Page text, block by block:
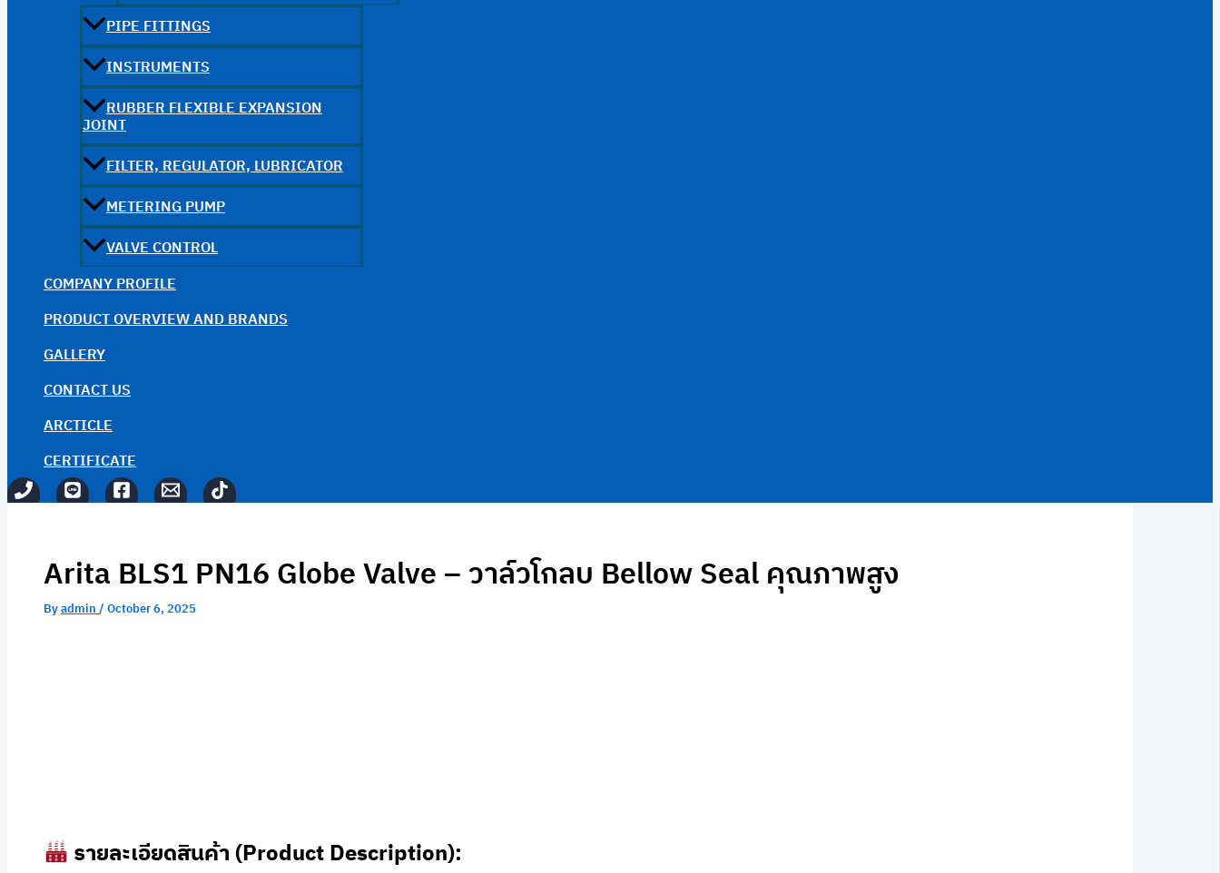
PIPE FITTINGS
INSTRUMENTS
RUBBER FLEXIBLE EXPANSION
JOINT
FILTER, REGULATOR, LUBRICATOR
METERING PUMP
VALVE CONTROL
COMPANY PROFILE
PRODUCT OVERVIEW AND BRANDS
GALLERY
CONTACT US
ARCTICLE
CERTIFICATE
Arita BLS1 PN16 Globe Valve – วาล์วโกลบ Bellow Seal คุณภาพสูง
Byadmin/October 6, 2025
รายละเอียดสินค้า (Product Description):